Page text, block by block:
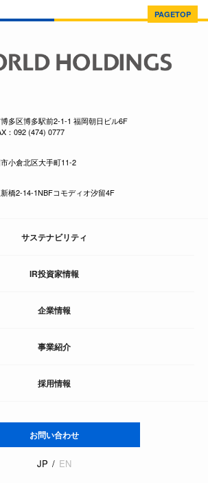
PAGETOP
多区博多駅前2-1-1 福岡朝日ビル6F
：092 (474) 0777
小倉北区大手町11-2
橋2-14-1NBFコモディオ汐留4F
サステナビリティ
IR投資家情報
企業情報
事業紹介
採用情報
お問い合わせ
JP EN